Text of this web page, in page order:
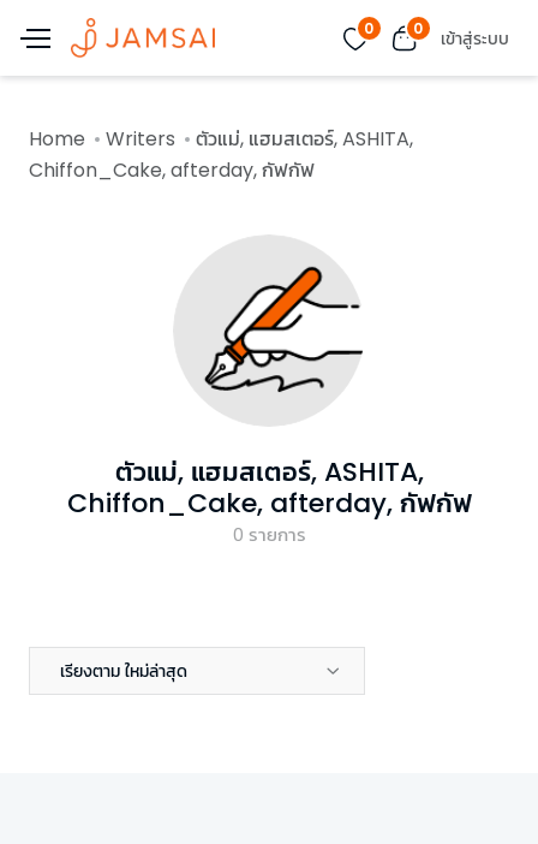
0 0 เข้าสู่ระบบ
Home Writers
ตัวแม่, แฮมสเตอร์, ASHITA,
Chiffon_Cake, afterday, กัฟกัฟ
ตัวแม่, แฮมสเตอร์, ASHITA,
Chiffon_Cake, afterday, กัฟกัฟ
0 รายการ
เรียงตาม ใหม่ล่าสุด